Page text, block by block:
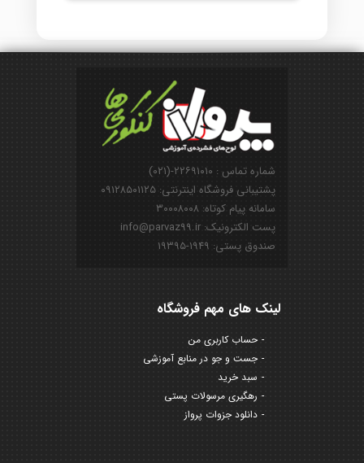
شماره تماس : ۲۲۶۹۱۰۱۰-(۰۲۱)
پشتیبانی فروشگاه اینترنتی: ۰۹۱۲۸۵۰۱۱۲۵
سامانه پیام کوتاه: ۳۰۰۰۸۰۰۸
پست الکترونیک: info@parvaz99.ir
صندوق پستی: ۱۹۴۹-۱۹۳۹۵
لینک های مهم فروشگاه
حساب کاربری من
جست و جو در منابع آموزشی
سبد خرید
رهگیری مرسولات پستی
دانلود جزوات پرواز